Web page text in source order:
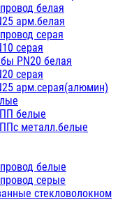
белая
арм.белая
серая
серая
PN20 белая
серая
арм.серая(алюмин)
белые
металл.белые
белые
серые
стекловолокном